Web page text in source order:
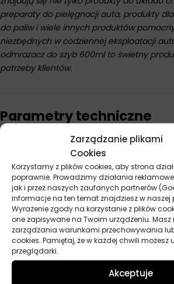
Zarządzanie plikami
Cookies
Korzystamy z plików cookies, aby strona
poprawnie. Prowadzimy działania
jak i przez naszych zaufanych partnerów
informacje na ten temat znajdziesz w naszej
Wyrażenie zgody na korzystanie z plików
one zapisywane na Twoim urządzeniu. Masz
zarządzania warunkami przechowywania
cookies. Pamiętaj, że w każdej chwili możesz
przeglądarki.
Akceptuje
preparaty do pielęgnacji auta, produkty
do paliw i wiele innych produktów
niezbędnych w codziennej eksploatacji
odmrażacz do szyb 600ml to świetny
potrzeby klientów.
Parametry techniczne
600 ml
Producent Prestone
Opinie
Na razie nie ma opinii o produkcie.
Dodaj opinię